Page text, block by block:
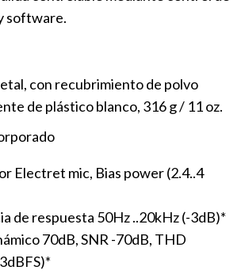
software.
con recubrimiento de polvo
de plástico blanco, 316 g / 11 oz.
Electret mic, Bias power (2.4..4
de respuesta 50Hz ..20kHz (-3dB)*
70dB, SNR -70dB, THD